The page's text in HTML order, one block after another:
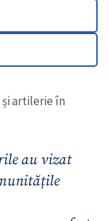
și artilerie în
au vizat